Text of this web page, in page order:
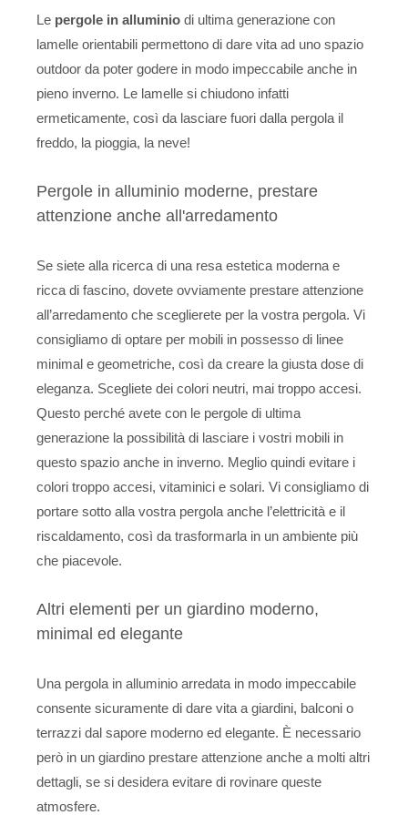
Le pergole in alluminio di ultima generazione con
lamelle orientabili permettono di dare vita ad uno spazio
outdoor da poter godere in modo impeccabile anche in
pieno inverno. Le lamelle si chiudono infatti
ermeticamente, così da lasciare fuori dalla pergola il
freddo, la pioggia, la neve!
Pergole in alluminio moderne, prestare
attenzione anche all'arredamento
Se siete alla ricerca di una resa estetica moderna e
ricca di fascino, dovete ovviamente prestare attenzione
all’arredamento che sceglierete per la vostra pergola. Vi
consigliamo di optare per mobili in possesso di linee
minimal e geometriche, così da creare la giusta dose di
eleganza. Scegliete dei colori neutri, mai troppo accesi.
Questo perché avete con le pergole di ultima
generazione la possibilità di lasciare i vostri mobili in
questo spazio anche in inverno. Meglio quindi evitare i
colori troppo accesi, vitaminici e solari. Vi consigliamo di
portare sotto alla vostra pergola anche l’elettricità e il
riscaldamento, così da trasformarla in un ambiente più
che piacevole.
Altri elementi per un giardino moderno,
minimal ed elegante
Una pergola in alluminio arredata in modo impeccabile
consente sicuramente di dare vita a giardini, balconi o
terrazzi dal sapore moderno ed elegante. È necessario
però in un giardino prestare attenzione anche a molti altri
dettagli, se si desidera evitare di rovinare queste
atmosfere.